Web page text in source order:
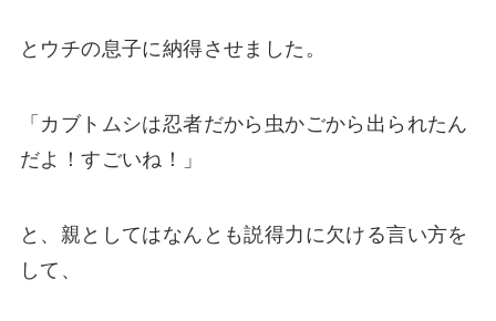
とウチの息子に納得させました。
「カブトムシは忍者だから虫かごから出られたん
だよ！すごいね！」
と、親としてはなんとも説得力に欠ける言い方を
して、